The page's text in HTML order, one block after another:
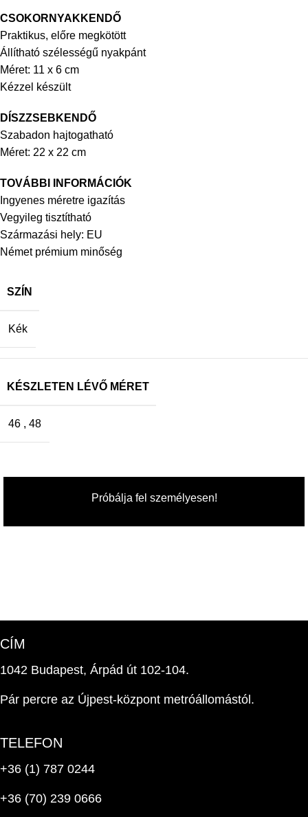
CSOKORNYAKKENDŐ
Praktikus, előre megkötött
Állítható szélességű nyakpánt
Méret: 11 x 6 cm
Kézzel készült
DÍSZZSEBKENDŐ
Szabadon hajtogatható
Méret: 22 x 22 cm
TOVÁBBI INFORMÁCIÓK
Ingyenes méretre igazítás
Vegyileg tisztítható
Származási hely: EU
Német prémium minőség
SZÍN
Kék
KÉSZLETEN LÉVŐ MÉRET
46 , 48
Próbálja fel személyesen!
CÍM
1042 Budapest, Árpád út 102-104.
Pár percre az Újpest-központ metróállomástól.
TELEFON
+36 (1) 787 0244
+36 (70) 239 0666